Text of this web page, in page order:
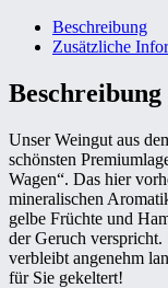
Beschreibung
Zusätzliche
Beschreibung
Unser Weingut aus
schönsten
Wagen“. Das hier
mineralischen
gelbe Früchte und
der Geruch
verbleibt angenehm
für Sie gekeltert!